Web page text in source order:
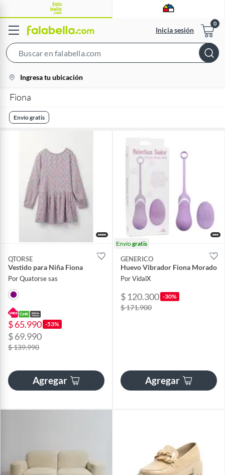
Inicia sesión
Bar
location-
icon
Ingresa tu ubicación
Fiona
Envío gratis
QTORSE
Vestido para Niña Fiona
Por Quatorse sas
$ 65.990 -53%
$ 69.990
$ 139.990
Agregar
Envíogratis
GENERICO
Huevo Vibrador Fiona Morado
Por VidalX
$ 120.300 -30%
$ 171.900
Agregar